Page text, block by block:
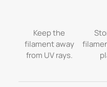
Keep the
filament away
from UV rays.